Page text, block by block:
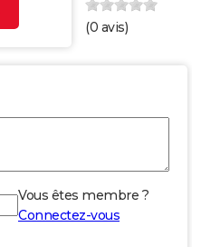
(0 avis)
Vous êtes membre ?
Connectez-vous